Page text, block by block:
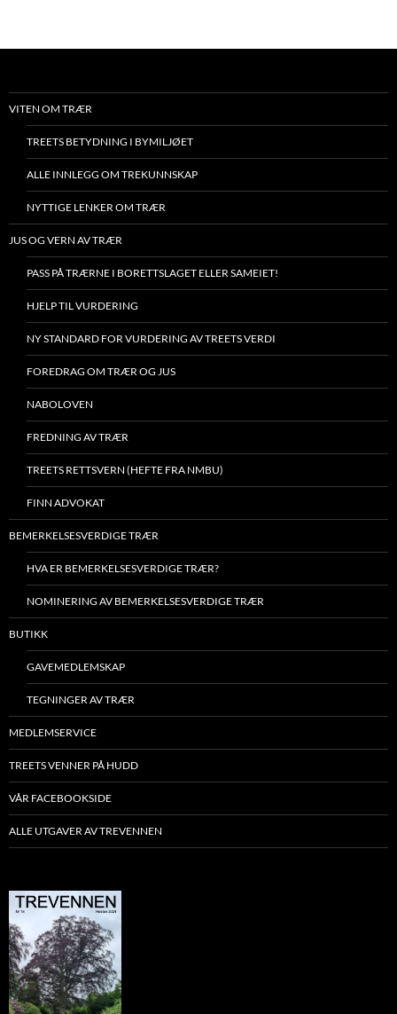
VITEN OM TRÆR
TREETS BETYDNING I BYMILJØET
ALLE INNLEGG OM TREKUNNSKAP
NYTTIGE LENKER OM TRÆR
JUS OG VERN AV TRÆR
PASS PÅ TRÆRNE I BORETTSLAGET ELLER SAMEIET!
HJELP TIL VURDERING
NY STANDARD FOR VURDERING AV TREETS VERDI
FOREDRAG OM TRÆR OG JUS
NABOLOVEN
FREDNING AV TRÆR
TREETS RETTSVERN (HEFTE FRA NMBU)
FINN ADVOKAT
BEMERKELSESVERDIGE TRÆR
HVA ER BEMERKELSESVERDIGE TRÆR?
NOMINERING AV BEMERKELSESVERDIGE TRÆR
BUTIKK
GAVEMEDLEMSKAP
TEGNINGER AV TRÆR
MEDLEMSERVICE
TREETS VENNER PÅ HUDD
VÅR FACEBOOKSIDE
ALLE UTGAVER AV TREVENNEN